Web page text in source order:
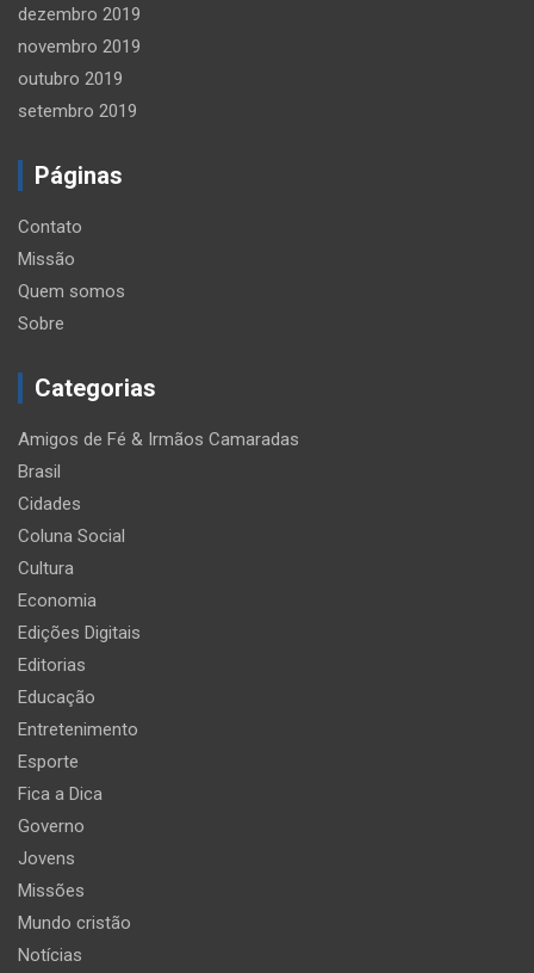
dezembro 2019
novembro 2019
outubro 2019
setembro 2019
Páginas
Contato
Missão
Quem somos
Sobre
Categorias
Amigos de Fé & Irmãos Camaradas
Brasil
Cidades
Coluna Social
Cultura
Economia
Edições Digitais
Editorias
Educação
Entretenimento
Esporte
Fica a Dica
Governo
Jovens
Missões
Mundo cristão
Notícias